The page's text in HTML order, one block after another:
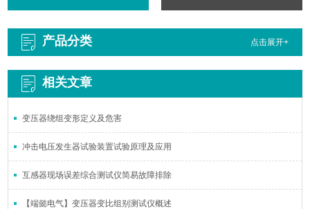
产品分类 点击展开+
相关文章
变压器绕组变形定义及危害
冲击电压发生器试验装置试验原理及应用
互感器现场误差综合测试仪简易故障排除
【端懿电气】变压器变比组别测试仪概述